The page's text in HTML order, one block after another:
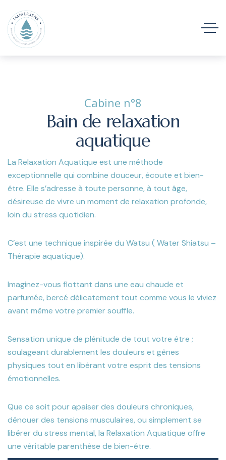
Cabine n°8
Bain de relaxation
aquatique
La Relaxation Aquatique est une méthode
exceptionnelle qui combine douceur, écoute et bien-
être. Elle s’adresse à toute personne, à tout âge,
désireuse de vivre un moment de relaxation profonde,
loin du stress quotidien.
C’est une technique inspirée du Watsu ( Water Shiatsu –
Thérapie aquatique).
Imaginez-vous flottant dans une eau chaude et
parfumée, bercé délicatement tout comme vous le viviez
avant même votre premier souffle.
Sensation unique de plénitude de tout votre être ;
soulageant durablement les douleurs et gênes
physiques tout en libérant votre esprit des tensions
émotionnelles.
Que ce soit pour apaiser des douleurs chroniques,
dénouer des tensions musculaires, ou simplement se
libérer du stress mental, la Relaxation Aquatique offre
une véritable parenthèse de bien-être.